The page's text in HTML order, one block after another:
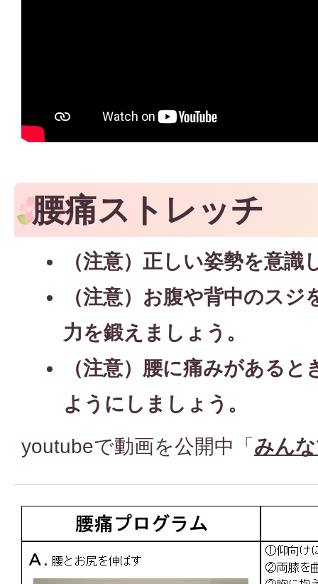
腰痛ストレッチ
（注意）正しい姿勢を意
（注意）お腹や背中のス
力を鍛えましょう。
（注意）腰に痛みがある
ようにしましょう。
youtubeで動画を公開中「 みん